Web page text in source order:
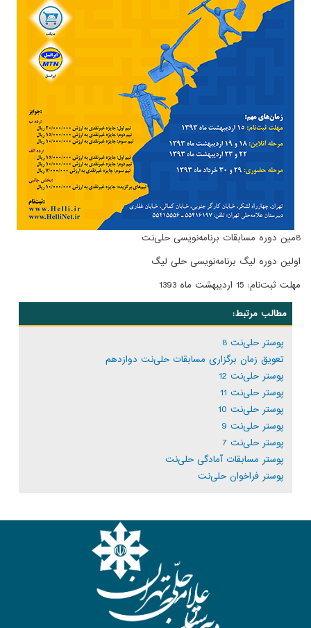
8مین دوره مسابقات برنامه‌نویسی حلی‌نت
اولین دوره لیگ برنامه‌نویسی حلی لیگ
مهلت ثبت‌نام: 15 اردیبهشت ماه 1393
مطالب مرتبط:
پوستر حلی‌نت 8
تعویق زمان برگزاری مسابقات حلی‌نت دوازدهم
پوستر حلی‌نت 12
پوستر حلی‌نت 11
پوستر حلی‌نت 10
پوستر حلی‌نت 9
پوستر حلی‌نت 7
پوستر مسابقات آمادگی حلی‌نت
پوستر فراخوان حلی‌نت